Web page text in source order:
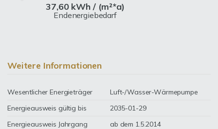
37,60 kWh / (m²*a)
Endenergiebedarf
Weitere Informationen
Wesentlicher Energieträger
Luft-/Wasser-Wärmepumpe
Energieausweis gültig bis
2035-01-29
Energieausweis Jahrgang
ab dem 1.5.2014